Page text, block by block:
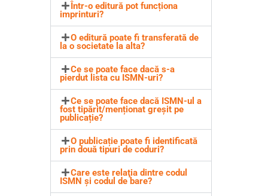
Într-o editură pot funcționa
imprinturi?
O editură poate fi transferată de
la o societate la alta?
Ce se poate face dacă s-a
pierdut lista cu ISMN-uri?
Ce se poate face dacă ISMN-ul a
fost tipărit/menționat greşit pe
publicație?
O publicație poate fi identificată
prin două tipuri de coduri?
Care este relaţia dintre codul
ISMN şi codul de bare?